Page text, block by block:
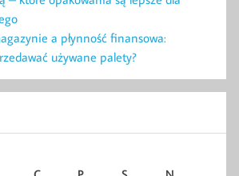
a płynność finansowa:
używane palety?